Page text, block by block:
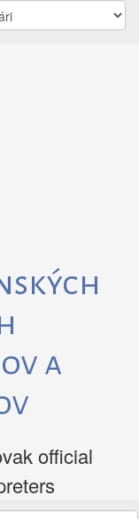
a
official